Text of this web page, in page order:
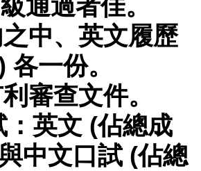
通過者佳。
中、英文履歷
一份。
審查文件。
英文 (佔總成
中文口試 (佔總